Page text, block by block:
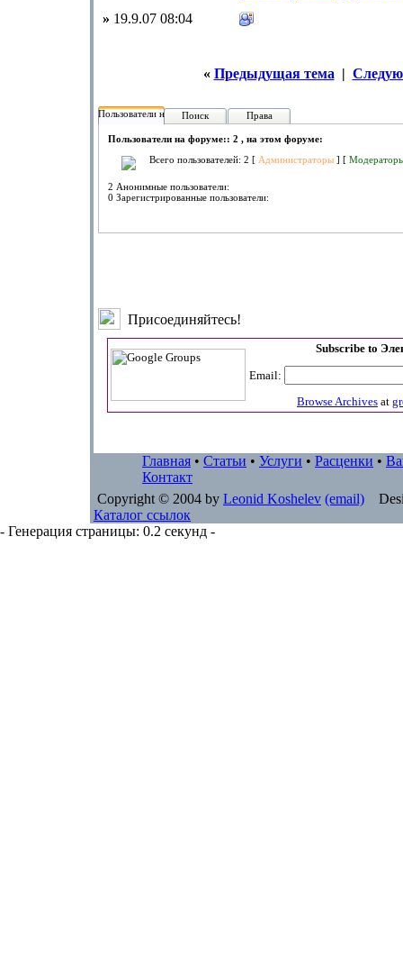
» 19.9.07 08:04
« Предыдущая тема |
Пользователи на форуме:
Поиск Права
Пользователи на форуме:: 2 , на этом форуме:
Всего пользователей: 2 [ Администраторы ] [
2 Анонимные пользователи:
0 Зарегистрированные пользователи:
Присоединяйтесь!
Subscribe to
Email:
Browse Archives at
Главная • Статьи • Услуги • Расценки •
Контакт
Copyright © 2004 by Leonid Koshelev (email)
Каталог ссылок
- Генерация страницы: 0.2 секунд -